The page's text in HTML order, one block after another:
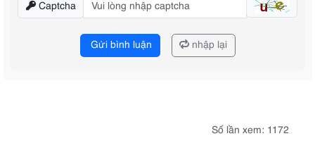
Captcha
Gửi bình luận nhập lại
Số lần xem: 1172